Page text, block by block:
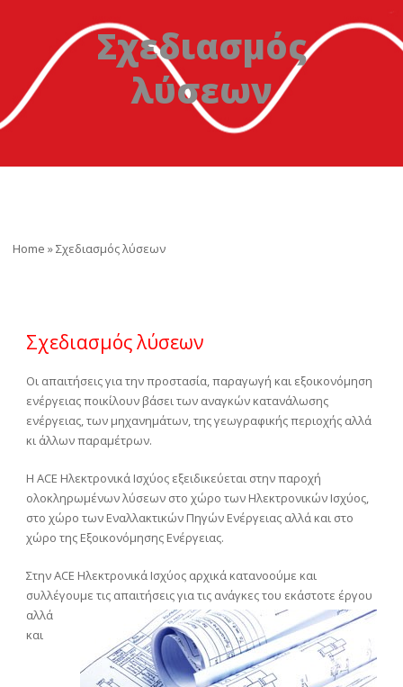
Σχεδιασμός
λύσεων
Home »Σχεδιασμός λύσεων
Σχεδιασμός λύσεων
Οι απαιτήσεις για την προστασία, παραγωγή και εξοικονόμηση
ενέργειας ποικίλουν βάσει των αναγκών κατανάλωσης
ενέργειας, των μηχανημάτων, της γεωγραφικής περιοχής αλλά
κι άλλων παραμέτρων.
Η ACE Ηλεκτρονικά Ισχύος εξειδικεύεται στην παροχή
ολοκληρωμένων λύσεων στο χώρο των Ηλεκτρονικών Ισχύος,
στο χώρο των Εναλλακτικών Πηγών Ενέργειας αλλά και στο
χώρο της Εξοικονόμησης Ενέργειας.
Στην ACE Ηλεκτρονικά Ισχύος αρχικά κατανοούμε και
συλλέγουμε τις απαιτήσεις για τις ανάγκες του εκάστοτε έργου
αλλά
και